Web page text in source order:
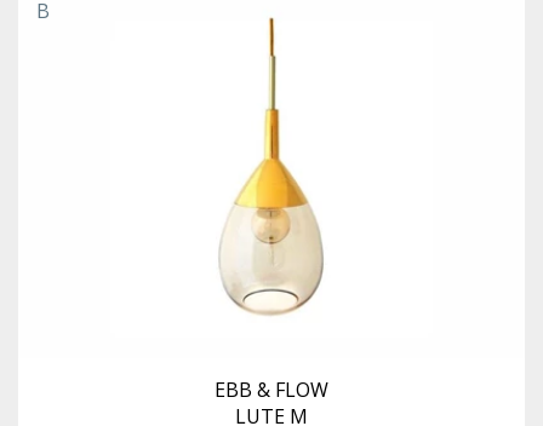
B
EBB & FLOW
LUTE M